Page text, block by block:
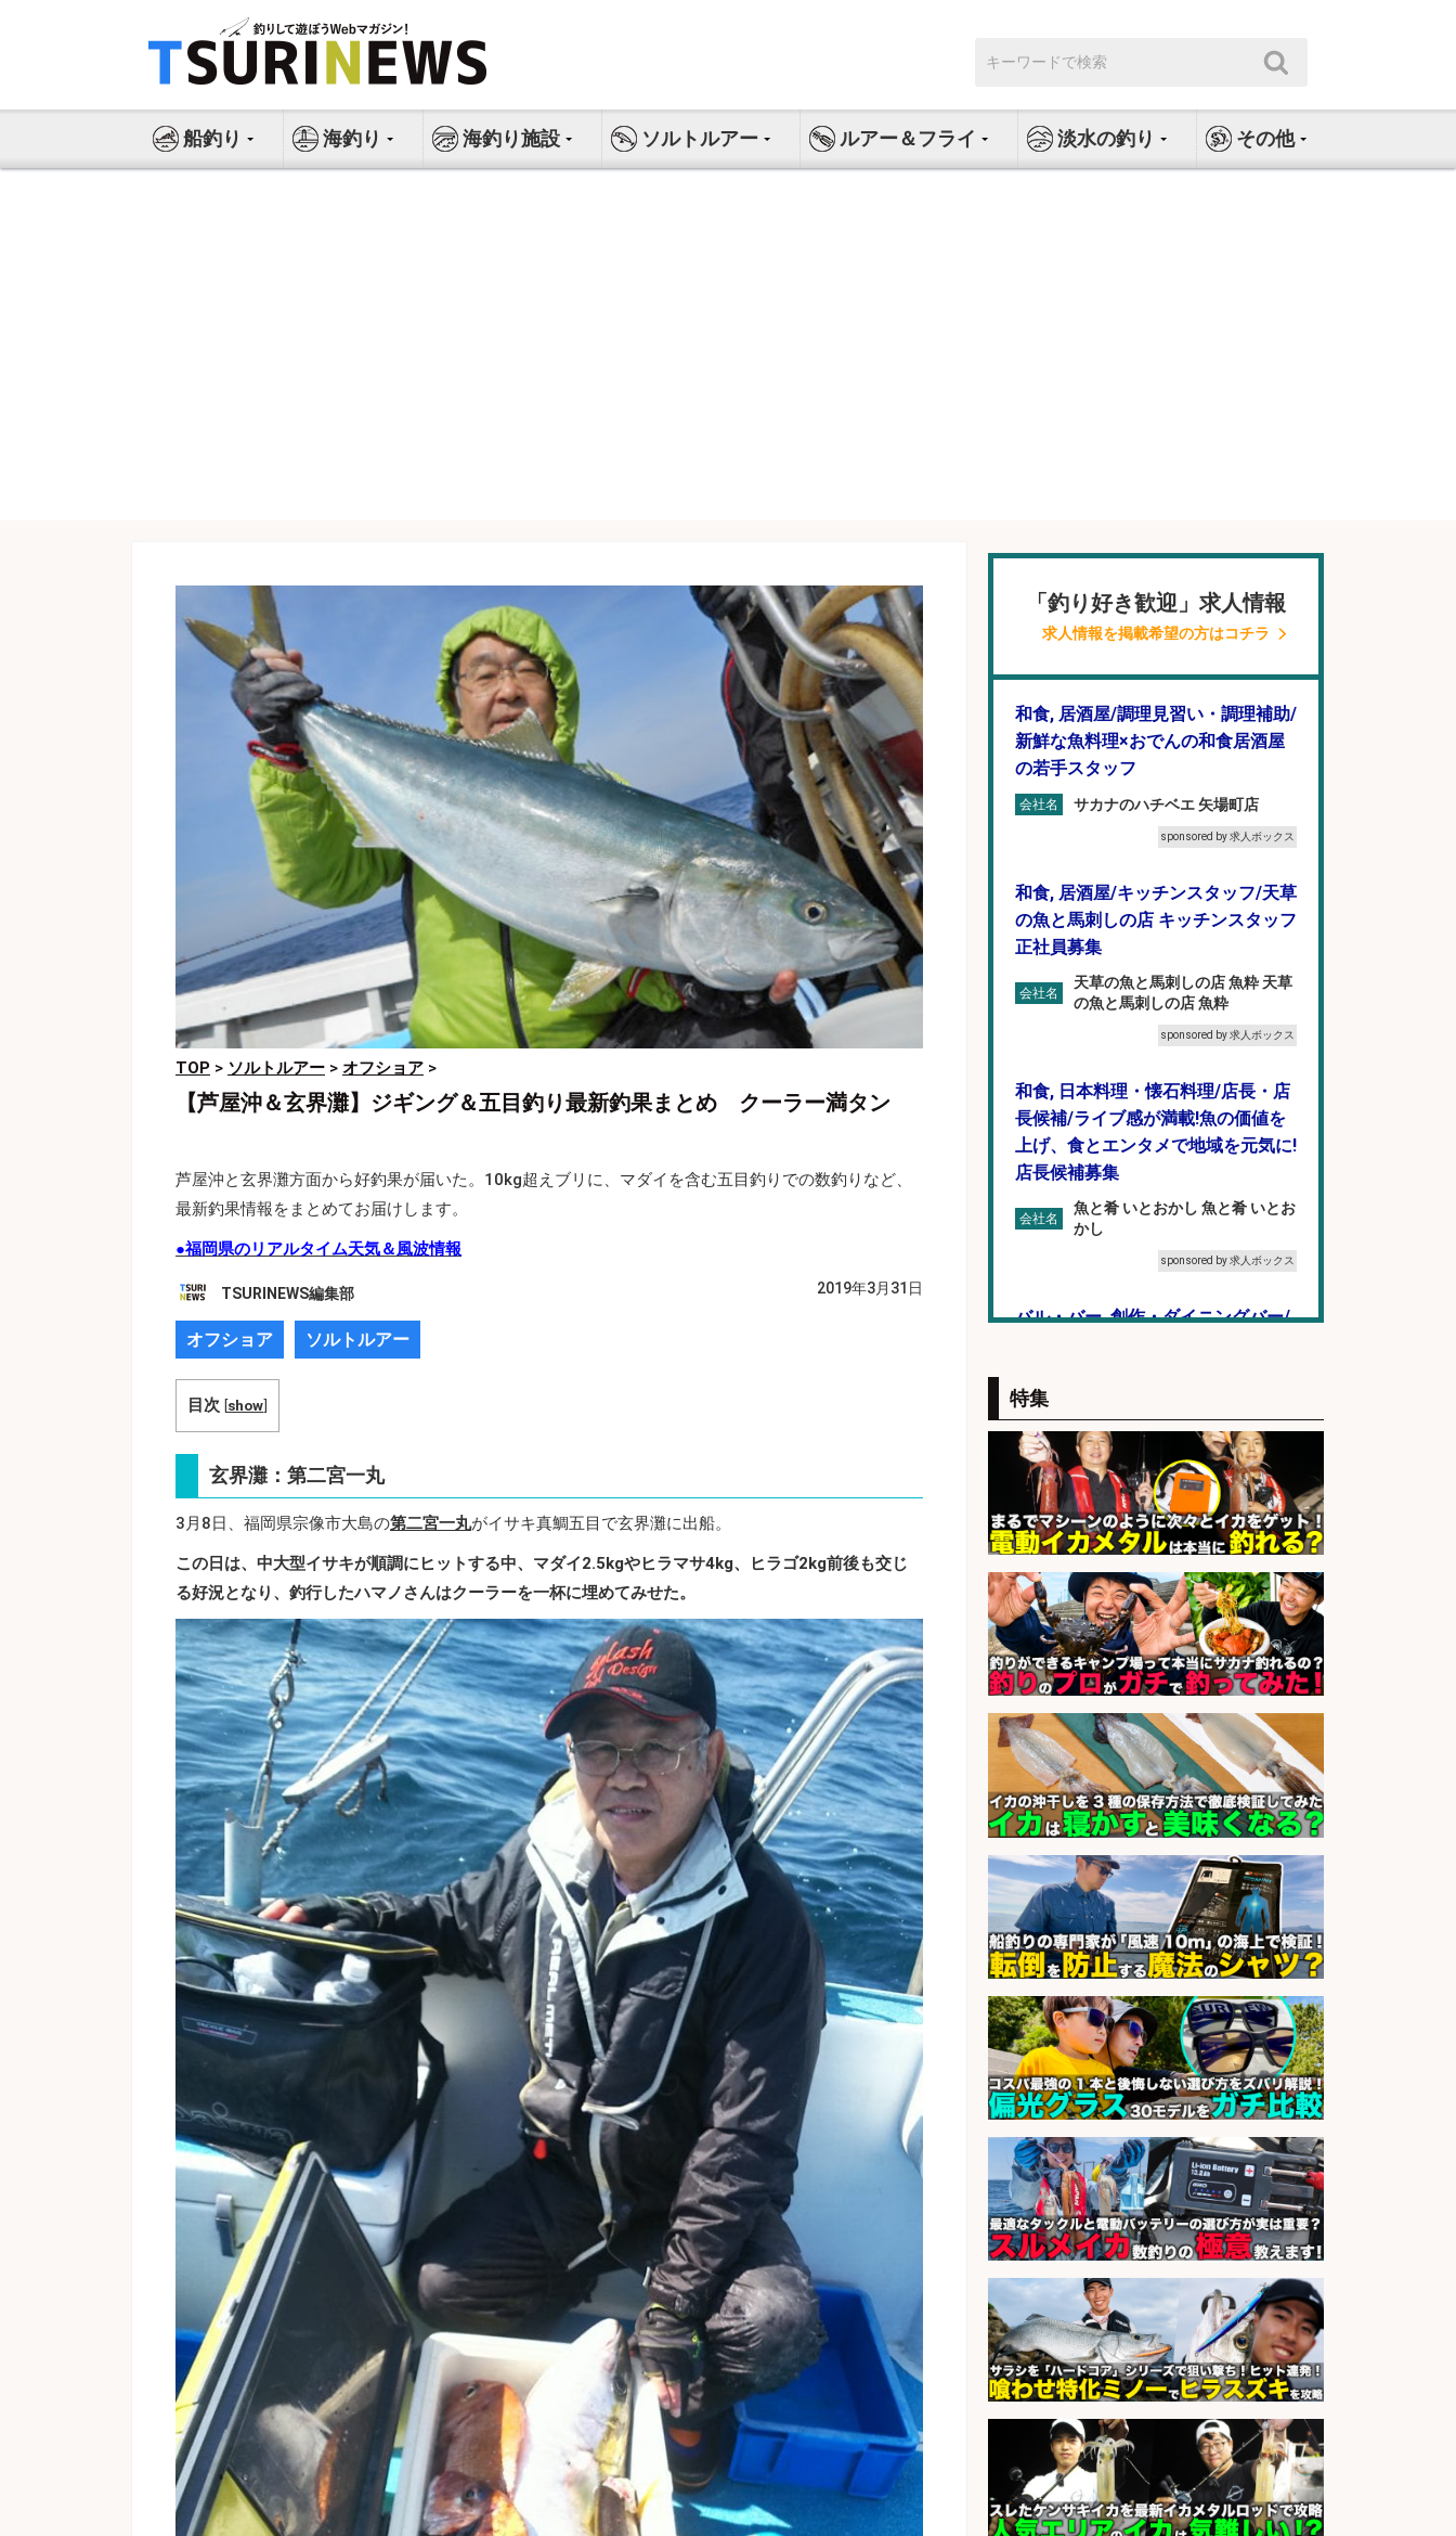
ス
索:
船釣り 海釣り 海釣り施設 ソルトルアー ルアー＆フライ 淡水の釣り その他
TOP > ソルトルアー > オフショア >
【芦屋沖＆玄界灘】ジギング＆五目釣り最新釣果まとめ クーラー満タン
芦屋沖と玄界灘方面から好釣果が届いた。10kg超えブリに、マダイを含む五目釣りでの数釣りなど、
最新釣果情報をまとめてお届けします。
●福岡県のリアルタイム天気＆風波情報
TSURINEWS編集部 2019年3月31日
オフショア ソルトルアー
目次 [show]
玄界灘：第二宮一丸
3月8日、福岡県宗像市大島の第二宮一丸がイサキ真鯛五目で玄界灘に出船。
この日は、中大型イサキが順調にヒットする中、マダイ2.5kgやヒラマサ4kg、ヒラゴ2kg前後も交じ
る好況となり、釣行したハマノさんはクーラーを一杯に埋めてみせた。
「釣り好き歓迎」求人情報
求人情報を掲載希望の方はコチラ
和食, 居酒屋/調理見習い・調理補助/
新鮮な魚料理×おでんの和食居酒屋
の若手スタッフ
会社名 サカナのハチベエ 矢場町店
sponsored by 求人ボックス
和食, 居酒屋/キッチンスタッフ/天草
の魚と馬刺しの店 キッチンスタッフ
正社員募集
会社名
天草の魚と馬刺しの店 魚粋 天草
の魚と馬刺しの店 魚粋
sponsored by 求人ボックス
和食, 日本料理・懐石料理/店長・店
長候補/ライブ感が満載!魚の価値を
上げ、食とエンタメで地域を元気に!
店長候補募集
会社名
魚と肴 いとおかし 魚と肴 いとお
かし
sponsored by 求人ボックス
バル・バー, 創作・ダイニングバー/
を募集
会社名
個室 肉バルvs魚バル DESIGN
FOOD MARKET 新橋店
sponsored by 求人ボックス
自転車部品や釣り具設計の構造設計
業務 興味関心から専門職デビュー/
機械エンジニア
会社名 株式会社BREXA Technology
sponsored by 求人ボックス
居酒屋/キッチンスタッフ/扱う魚は
鮮度抜群!大衆酒場で元気に働くキッ
チンスタッフを募集
会社名 アカマル屋鮮魚店 溝の口店
和食, 日本料理・懐石料理/店長・店
長候補/本物を知る大人の隠れ家!魚
の価値を上げ、地域を元気に!店長候
補募集
会社名 酒場あらかぶ 酒場あらかぶ
sponsored by 求人ボックス
小型軽量部品のライン組立/堺市堺
区の工場で自転車部品や釣り具の組
立 入社祝金10万円/未経験歓迎・土
日祝休みで年間休日126日・日払い
OK/高額・高収入/土日休み
会社名
パーソルファクトリーパートナ
sponsored by 求人ボックス
小型軽量部品のライン組立/土日祝
休みで年間休日126日&入社祝金10
釣り具の組立 日払いOK・未経験歓
迎/高額・高収入/土日休み
会社名
パーソルファクトリーパートナ
ーズ株式会社
特集